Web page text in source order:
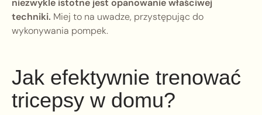
niezwykle istotne jest opanowanie właściwej
techniki. Miej to na uwadze, przystępując do
wykonywania pompek.
Jak efektywnie trenować
tricepsy w domu?